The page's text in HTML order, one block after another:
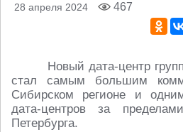
28 апреля 2024 467
Новый дата-центр
стал самым большим
Сибирском регионе и
дата-центров за
Петербурга.